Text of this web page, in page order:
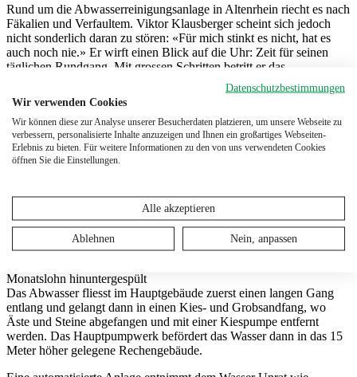
Rund um die Abwasserreinigungsanlage in Altenrhein riecht es nach
Fäkalien und Verfaultem. Viktor Klausberger scheint sich jedoch
nicht sonderlich daran zu stören: «Für mich stinkt es nicht, hat es
auch noch nie.» Er wirft einen Blick auf die Uhr: Zeit für seinen
täglichen Rundgang. Mit grossen Schritten betritt er das
Hauptgebäude und klettert dort die Stufen hinunter – 15 Meter unter
die Erdoberfläche.
Unterirdisch bis nach Rorschach
Durch den Haupt-Zulaufkanal gelangt das Abwasser in das
Gebäude: 300 Liter pro Sekunde passieren bei trockenem Wetter die
Schleuse, die die Kläranlage von aussen abtrennt. Der Kanal führt
Eisenbahnstrasse in Rorschach. Von dort verästelt er sich in mehrere
schmale Nebenkanäle. Viktor Klausberger läuft den grossen einmal
jährlich ab, um Wände und Boden nach Unebenheiten abzusuchen.
Diese Aufgabe stinkt sogar dem Klärmeister. «Wenn wir die Gully-
Deckel nicht öffnen würden, wäre es kaum auszuhalten», gesteht er.
Monatslohn hinuntergespült
Das Abwasser fliesst im Hauptgebäude zuerst einen langen Gang
entlang und gelangt dann in einen Kies- und Grobsandfang, wo
Äste und Steine abgefangen und mit einer Kiespumpe entfernt
werden. Das Hauptpumpwerk befördert das Wasser dann in das 15
Meter höher gelegene Rechengebäude.
Datenschutzbestimmungen
Wir verwenden Cookies
Wir können diese zur Analyse unserer Besucherdaten platzieren, um unsere Webseite zu
verbessern, personalisierte Inhalte anzuzeigen und Ihnen ein großartiges Webseiten-
Erlebnis zu bieten. Für weitere Informationen zu den von uns verwendeten Cookies
öffnen Sie die Einstellungen.
Alle akzeptieren
Ablehnen Nein, anpassen